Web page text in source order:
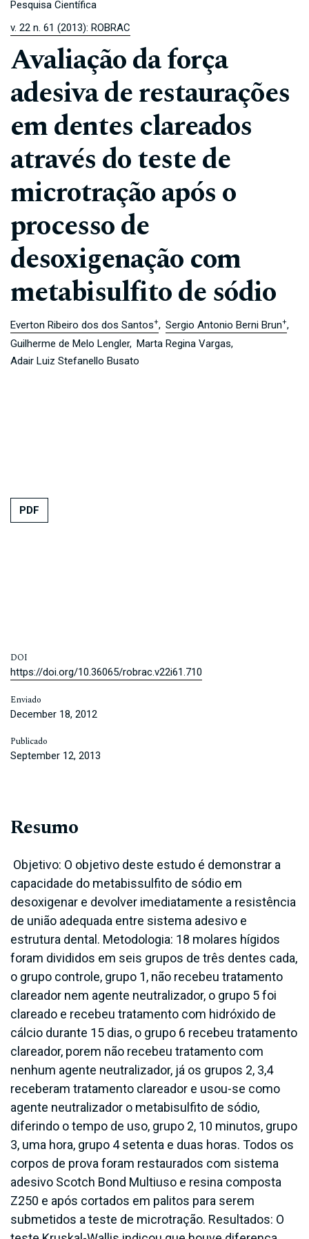
Pesquisa Científica
v. 22 n. 61 (2013): ROBRAC
Avaliação da força
adesiva de restaurações
em dentes clareados
através do teste de
microtração após o
processo de
desoxigenação com
metabisulfito de sódio
Everton Ribeiro dos dos Santos+ Sergio Antonio Berni Brun+
Guilherme de Melo Lengler Marta Regina Vargas
Adair Luiz Stefanello Busato
PDF
DOI
https://doi.org/10.36065/robrac.v22i61.710
Enviado
December 18, 2012
Publicado
September 12, 2013
Resumo
Objetivo: O objetivo deste estudo é demonstrar a
capacidade do metabissulfito de sódio em
desoxigenar e devolver imediatamente a resistência
de união adequada entre sistema adesivo e
estrutura dental. Metodologia: 18 molares hígidos
foram divididos em seis grupos de três dentes cada,
o grupo controle, grupo 1, não recebeu tratamento
clareador nem agente neutralizador, o grupo 5 foi
clareado e recebeu tratamento com hidróxido de
cálcio durante 15 dias, o grupo 6 recebeu tratamento
clareador, porem não recebeu tratamento com
nenhum agente neutralizador, já os grupos 2, 3,4
receberam tratamento clareador e usou-se como
agente neutralizador o metabisulfito de sódio,
diferindo o tempo de uso, grupo 2, 10 minutos, grupo
3, uma hora, grupo 4 setenta e duas horas. Todos os
corpos de prova foram restaurados com sistema
adesivo Scotch Bond Multiuso e resina composta
Z250 e após cortados em palitos para serem
submetidos a teste de microtração. Resultados: O